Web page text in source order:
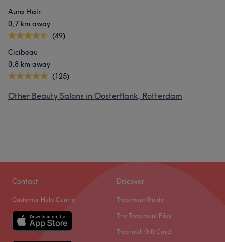
Aura Hair
0,7 km away
(49)
Cicibeau
0,8 km away
(125)
Other Beauty Salons in Oosterflank, Rotterdam
Contact
Customer Help Centre
Discover
Treatment Guide
The Treatment Files
Treatwell Gift Card